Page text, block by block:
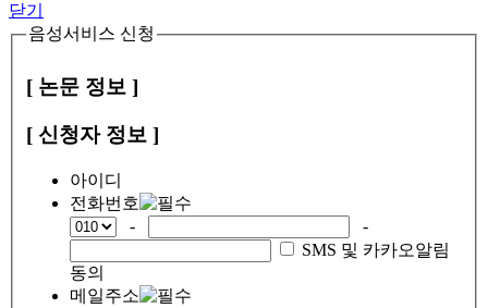
닫기
음성서비스 신청
[ 논문 정보 ]
[ 신청자 정보 ]
아이디
전화번호
-
-
SMS 및 카카오알림
동의
메일주소